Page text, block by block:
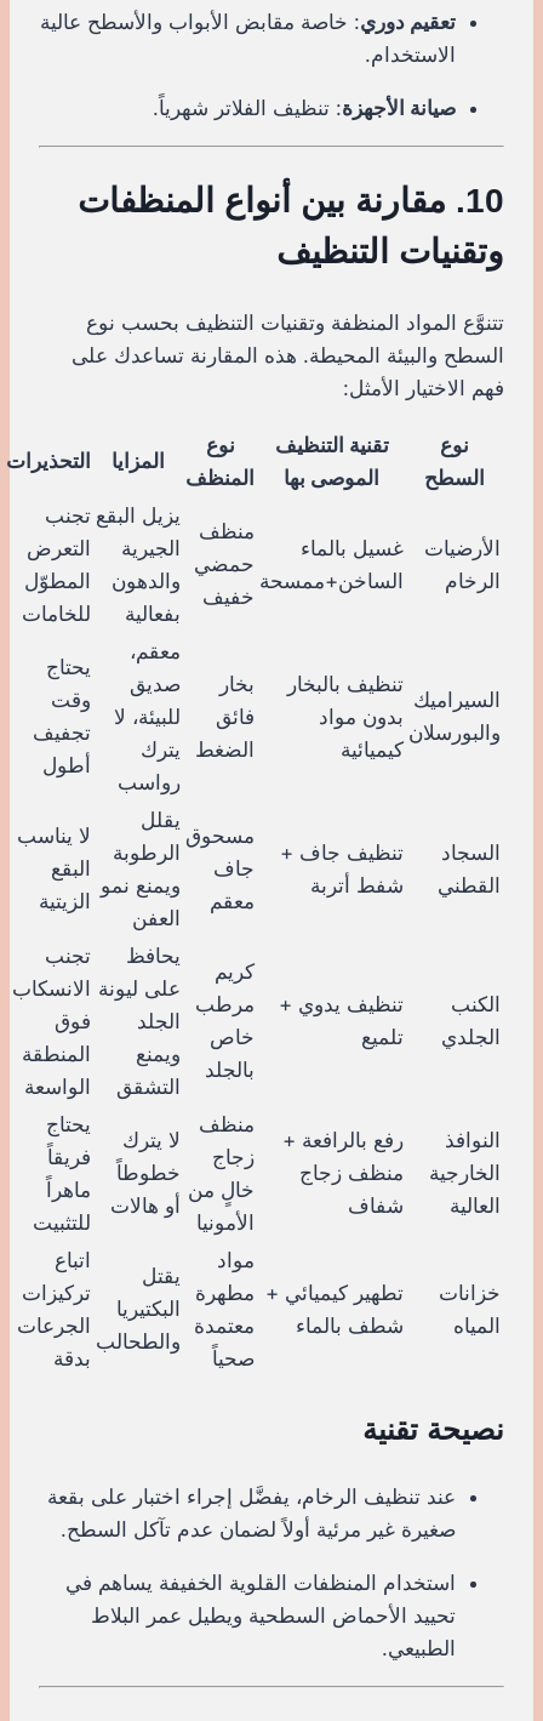
تعقيم دوري: خاصة مقابض الأبواب والأسطح عالية
الاستخدام.
صيانة الأجهزة: تنظيف الفلاتر شهرياً.
10. مقارنة بين أنواع المنظفات
وتقنيات التنظيف
تتنوَّع المواد المنظفة وتقنيات التنظيف بحسب نوع
السطح والبيئة المحيطة. هذه المقارنة تساعدك على
فهم الاختيار الأمثل:
نوع
السطح
تقنية التنظيف
الموصى بها
نوع
المنظف
المزايا التحذيرات
الأرضيات
الرخام
غسيل بالماء
الساخن+ممسحة
منظف
حمضي
خفيف
يزيل البقع
الجيرية
والدهون
بفعالية
تجنب
التعرض
المطوّل
للخامات
السيراميك
والبورسلان
تنظيف بالبخار
بدون مواد
كيميائية
بخار
فائق
الضغط
معقم،
صديق
للبيئة، لا
يترك
رواسب
يحتاج
وقت
تجفيف
أطول
السجاد
القطني
تنظيف جاف +
شفط أتربة
مسحوق
جاف
معقم
يقلل
الرطوبة
ويمنع نمو
العفن
لا يناسب
البقع
الزيتية
الكنب
الجلدي
تنظيف يدوي +
تلميع
كريم
مرطب
خاص
بالجلد
يحافظ
على ليونة
الجلد
ويمنع
التشقق
تجنب
الانسكاب
فوق
المنطقة
الواسعة
النوافذ
الخارجية
العالية
رفع بالرافعة +
منظف زجاج
شفاف
منظف
زجاج
خالٍ من
الأمونيا
لا يترك
خطوطاً
أو هالات
يحتاج
فريقاً
ماهراً
للتثبيت
خزانات
المياه
تطهير كيميائي +
شطف بالماء
مواد
مطهرة
معتمدة
صحياً
يقتل
البكتيريا
والطحالب
اتباع
تركيزات
الجرعات
بدقة
نصيحة تقنية
عند تنظيف الرخام، يفضَّل إجراء اختبار على بقعة
صغيرة غير مرئية أولاً لضمان عدم تآكل السطح.
استخدام المنظفات القلوية الخفيفة يساهم في
تحييد الأحماض السطحية ويطيل عمر البلاط
الطبيعي.